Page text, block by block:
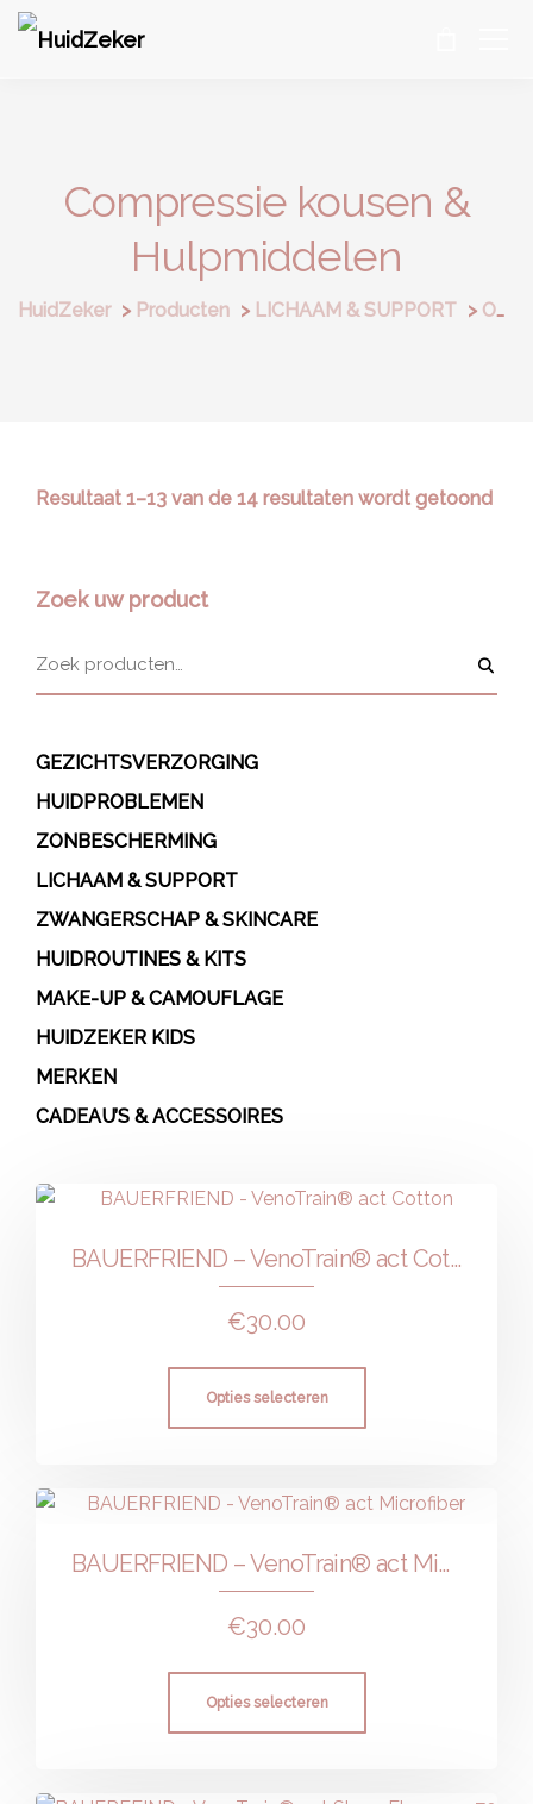
Compressie kousen &
Hulpmiddelen
HuidZeker > Producten > LICHAAM & SUPPORT > OEDEEMZORG
Resultaat 1–13 van de 14 resultaten wordt getoond
Zoek uw product
GEZICHTSVERZORGING
HUIDPROBLEMEN
ZONBESCHERMING
LICHAAM & SUPPORT
ZWANGERSCHAP & SKINCARE
HUIDROUTINES & KITS
MAKE-UP & CAMOUFLAGE
HUIDZEKER KIDS
MERKEN
CADEAU’S & ACCESSOIRES
BAUERFRIEND – VenoTrain® act Cotton
€30.00
Opties selecteren
BAUERFRIEND – VenoTrain® act Microfiber
€30.00
Opties selecteren